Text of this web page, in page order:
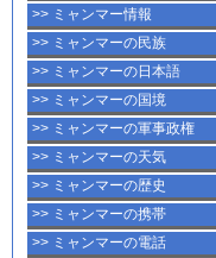
>> ミャンマー情報
>> ミャンマーの民族
>> ミャンマーの日本語
>> ミャンマーの国境
>> ミャンマーの軍事政権
>> ミャンマーの天気
>> ミャンマーの歴史
>> ミャンマーの携帯
>> ミャンマーの電話